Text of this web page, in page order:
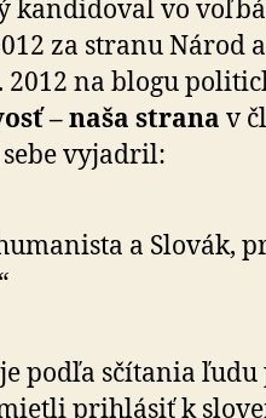
kandidoval vo
za stranu Národ
2012 na blogu
– naša strana v
sebe vyjadril:
a Slovák,
podľa sčítania
prihlásiť k